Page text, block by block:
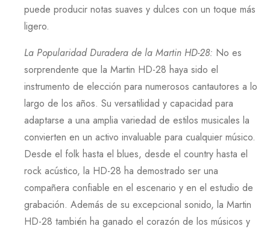
puede producir notas suaves y dulces con un toque más
ligero.
La Popularidad Duradera de la Martin HD-28: No es
sorprendente que la Martin HD-28 haya sido el
instrumento de elección para numerosos cantautores a lo
largo de los años. Su versatilidad y capacidad para
adaptarse a una amplia variedad de estilos musicales la
convierten en un activo invaluable para cualquier músico.
Desde el folk hasta el blues, desde el country hasta el
rock acústico, la HD-28 ha demostrado ser una
compañera confiable en el escenario y en el estudio de
grabación. Además de su excepcional sonido, la Martin
HD-28 también ha ganado el corazón de los músicos y